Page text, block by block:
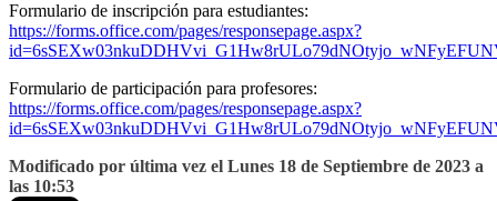
Formulario de inscripción para estudiantes:
https://forms.office.com/pages/responsepage.aspx?
Formulario de participación para profesores:
https://forms.office.com/pages/responsepage.aspx?
Modificado por última vez el Lunes 18 de Septiembre de 2023 a
las 10:53